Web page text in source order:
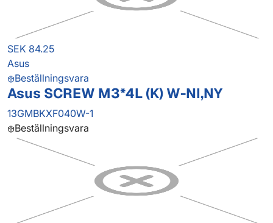
SEK 84.25
Asus
Beställningsvara
Asus SCREW M3*4L (K) W-NI,NY
13GMBKXF040W-1
Beställningsvara